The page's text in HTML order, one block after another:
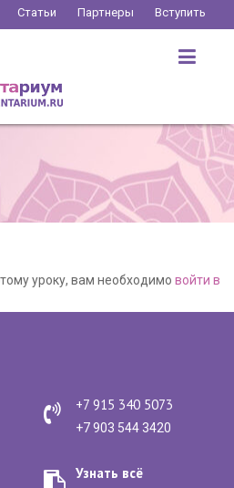
Статьи Партнеры Вступить
уроку, вам необходимо войти в
+7 915 340 5073
+7 903 544 3420
Узнать всё